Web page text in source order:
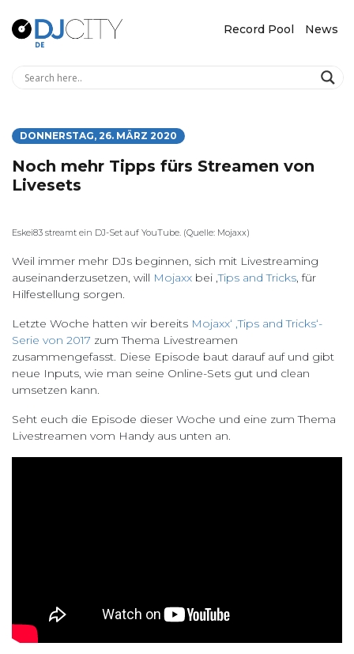
Record Pool News
DONNERSTAG, 26. MÄRZ 2020
Noch mehr Tipps fürs Streamen von
Livesets
Eskei83 streamt ein DJ-Set auf YouTube. (Quelle: Mojaxx)
Weil immer mehr DJs beginnen, sich mit Livestreaming
auseinanderzusetzen, will Mojaxx bei ‚Tips and Tricks‚ für
Hilfestellung sorgen.
Letzte Woche hatten wir bereits Mojaxx‘ ‚Tips and Tricks‘-
Serie von 2017 zum Thema Livestreamen
zusammengefasst. Diese Episode baut darauf auf und gibt
neue Inputs, wie man seine Online-Sets gut und clean
umsetzen kann.
Seht euch die Episode dieser Woche und eine zum Thema
Livestreamen vom Handy aus unten an.